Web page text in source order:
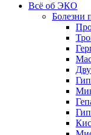
Всё об ЭКО
Болезни